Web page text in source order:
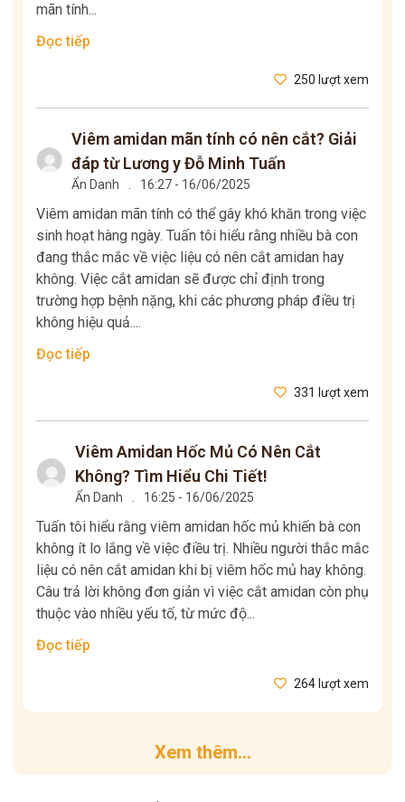
mãn tính...
Đọc tiếp
250 lượt xem
Viêm amidan mãn tính có nên cắt? Giải
đáp từ Lương y Đỗ Minh Tuấn
Ẩn Danh 16:27 - 16/06/2025
Viêm amidan mãn tính có thể gây khó khăn trong việc
sinh hoạt hàng ngày. Tuấn tôi hiểu rằng nhiều bà con
đang thắc mắc về việc liệu có nên cắt amidan hay
không. Việc cắt amidan sẽ được chỉ định trong
trường hợp bệnh nặng, khi các phương pháp điều trị
không hiệu quả....
Đọc tiếp
331 lượt xem
Viêm Amidan Hốc Mủ Có Nên Cắt
Không? Tìm Hiểu Chi Tiết!
Ẩn Danh 16:25 - 16/06/2025
Tuấn tôi hiểu rằng viêm amidan hốc mủ khiến bà con
không ít lo lắng về việc điều trị. Nhiều người thắc mắc
liệu có nên cắt amidan khi bị viêm hốc mủ hay không.
Câu trả lời không đơn giản vì việc cắt amidan còn phụ
thuộc vào nhiều yếu tố, từ mức độ...
Đọc tiếp
264 lượt xem
Xem thêm...